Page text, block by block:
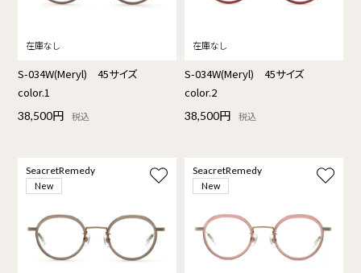
S-034W(Meryl) 45サイズ
color.1
38,500円 税込
S-034W(Meryl) 45サイズ
color.2
38,500円 税込
SeacretRemedy
New
SeacretRemedy
New